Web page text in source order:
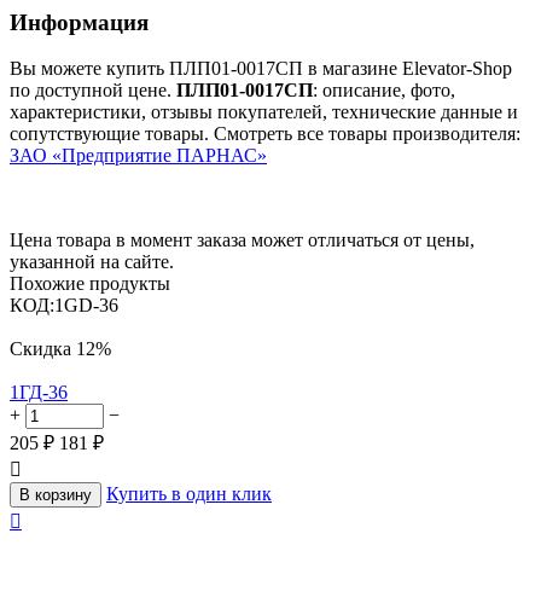
Информация
Вы можете купить ПЛП01-0017СП в магазине Elevator-Shop
по доступной цене. ПЛП01-0017СП: описание, фото,
характеристики, отзывы покупателей, технические данные и
сопутствующие товары. Смотреть все товары производителя:
ЗАО «Предприятие ПАРНАС»
Цена товара в момент заказа может отличаться от цены,
указанной на сайте.
Похожие продукты
КОД:1GD-36
Скидка 12%
1ГД-36
+
−
205 ₽ 181 ₽

В корзину
Купить в один клик
